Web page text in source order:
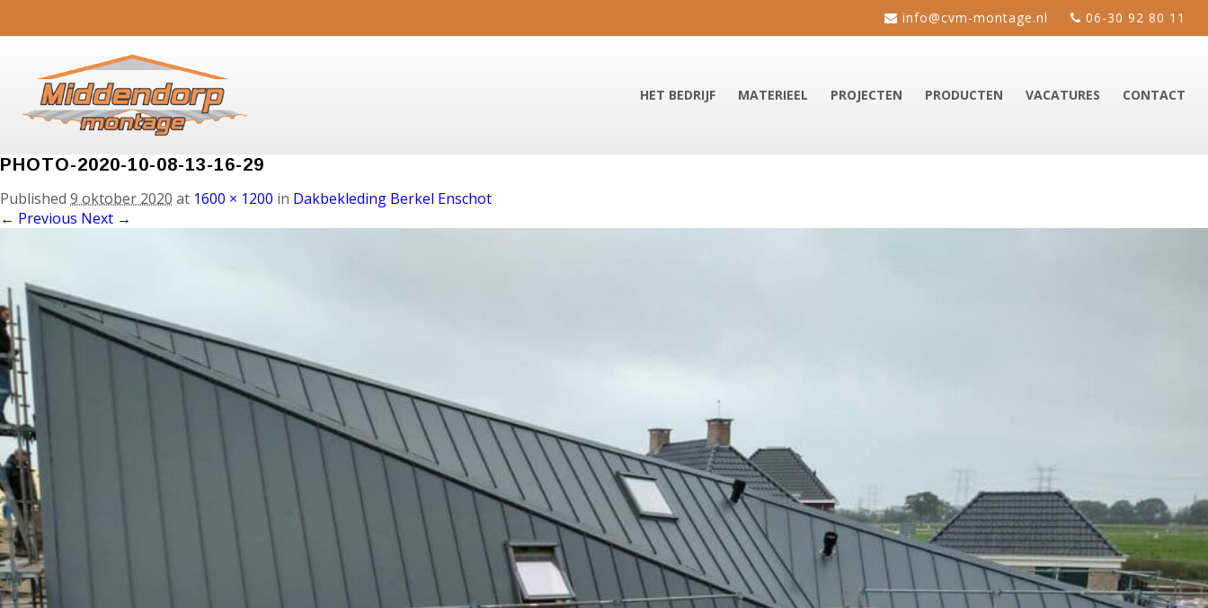
info@cvm-montage.nl 06-30 92 80 11
HET BEDRIJF MATERIEEL PROJECTEN PRODUCTEN VACATURES CONTACT
PHOTO-2020-10-08-13-16-29
Published 9 oktober 2020 at 1600 × 1200 in Dakbekleding Berkel Enschot
← Previous Next →